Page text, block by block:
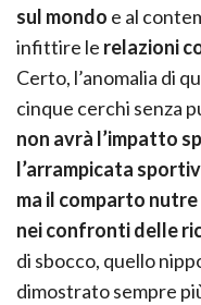
sul mondo e al
infittire le relazioni
Certo, l’anomalia di
cinque cerchi senza
non avrà l’impatto
l’arrampicata
ma il comparto
nei confronti delle
di sbocco, quello
dimostrato sempre